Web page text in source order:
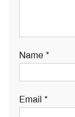
Name *
Email *